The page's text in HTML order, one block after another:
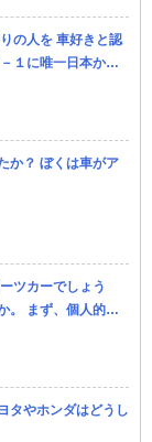
の人を 車好きと認
１に唯一日本から
カーです。 本当は
か？ ぼくは車がア
ツカーでしょう
。 まず、個人的見
はZC33Sを入庫
タやホンダはどうし